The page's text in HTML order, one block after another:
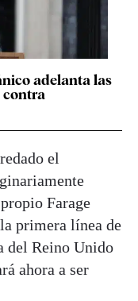
adelanta las
contra
el
Farage
primera línea de
del Reino Unido
ahora a ser